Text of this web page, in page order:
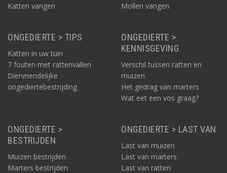
Katten vangen
Mollen vangen
ONGEDIERTE > TIPS
Katten in uw tuin
7 fouten met rattenvallen
Diervriendelijke
ongediertebestrijding
ONGEDIERTE >
KENNISGEVING
Verschil tussen ratten en
muizen
Het gedrag van marters
Wat eet een vos graag?
ONGEDIERTE >
BESTRIJDEN
Muizen bestrijden
Marters bestrijden
ONGEDIERTE > LAST VAN
Last van muizen
Last van marters
Last van ratten